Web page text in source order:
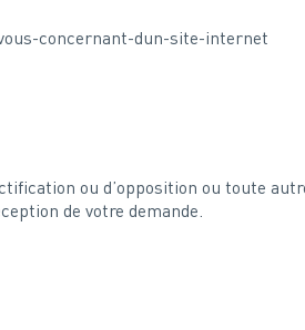
concernant-dun-site-internet
ou d’opposition ou toute
de votre demande.